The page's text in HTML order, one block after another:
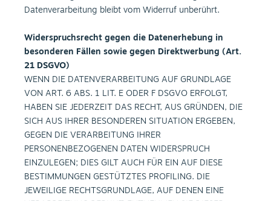
Datenverarbeitung bleibt vom Widerruf unberührt.
Widerspruchsrecht gegen die Datenerhebung in
besonderen Fällen sowie gegen Direktwerbung (Art.
21 DSGVO)
WENN DIE DATENVERARBEITUNG AUF GRUNDLAGE
VON ART. 6 ABS. 1 LIT. E ODER F DSGVO ERFOLGT,
HABEN SIE JEDERZEIT DAS RECHT, AUS GRÜNDEN, DIE
SICH AUS IHRER BESONDEREN SITUATION ERGEBEN,
GEGEN DIE VERARBEITUNG IHRER
PERSONENBEZOGENEN DATEN WIDERSPRUCH
EINZULEGEN; DIES GILT AUCH FÜR EIN AUF DIESE
BESTIMMUNGEN GESTÜTZTES PROFILING. DIE
JEWEILIGE RECHTSGRUNDLAGE, AUF DENEN EINE